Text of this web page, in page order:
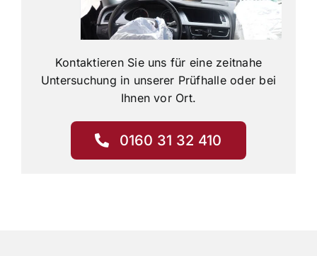
Kontaktieren Sie uns für eine zeitnahe
Untersuchung in unserer Prüfhalle oder bei
0160 31 32 410